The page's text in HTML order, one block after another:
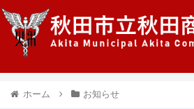
ホーム お知らせ